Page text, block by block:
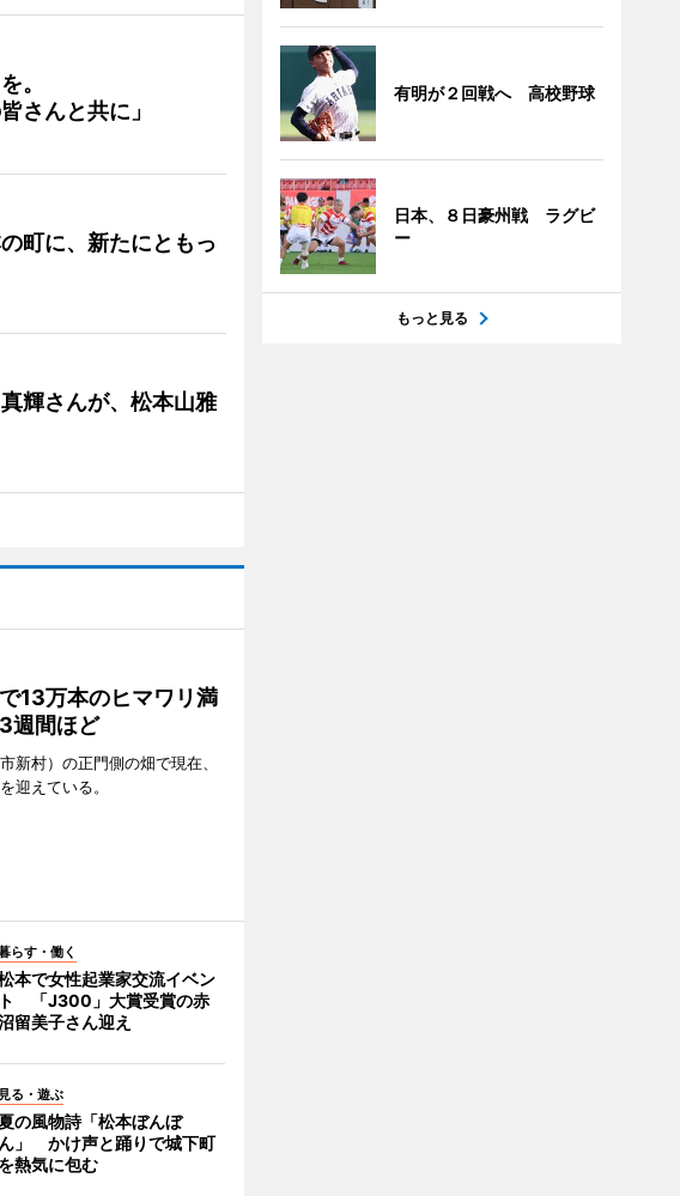
。
さんと共に」
町に、新たにともっ
輝さんが、松本山雅
13万本のヒマワリ満
週間ほど
新村）の正門側の畑で現在、
迎えている。
らす・働く
本で女性起業家交流イベン
ト 「J300」大賞受賞の赤
留美子さん迎え
見る・遊ぶ
の風物詩「松本ぼんぼ
ん」 かけ声と踊りで城下町
を熱気に包む
有明が２回戦へ 高校野球
日本、８日豪州戦 ラグビ
ー
もっと見る